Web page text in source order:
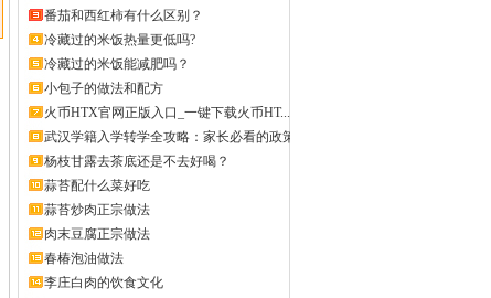
番茄和西红柿有什么区别？
冷藏过的米饭热量更低吗?
冷藏过的米饭能减肥吗？
小包子的做法和配方
火币HTX官网正版入口_一键下载火币HT...
武汉学籍入学转学全攻略：家长必看的政策
解...
杨枝甘露去茶底还是不去好喝？
蒜苔配什么菜好吃
蒜苔炒肉正宗做法
肉末豆腐正宗做法
春椿泡油做法
李庄白肉的饮食文化